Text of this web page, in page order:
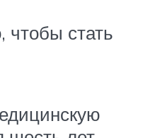
чтобы стать